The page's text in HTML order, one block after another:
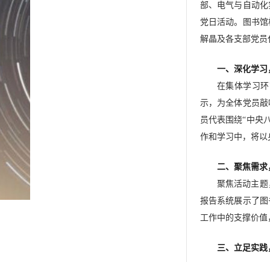
部、电气与自动
党日活动。图书
解晶及各支部党
一、深化学习
在集体学习
示，为全体党员
员代表围绕“中央
作和学习中，将
二、聚焦需求
聚焦活动主
报告系统展示了
工作中的支撑价
三、立足实